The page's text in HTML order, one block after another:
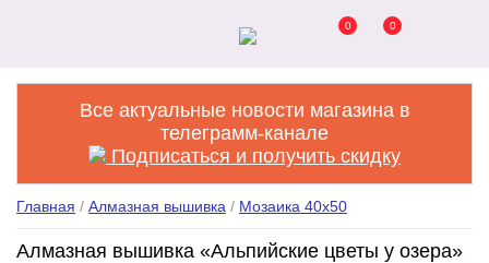
0 0
Все актуальные новости магазина в
телеграмм-канале
Подписаться и получить скидку
Главная / Алмазная вышивка / Мозаика 40x50
Алмазная вышивка «Альпийские цветы у озера»